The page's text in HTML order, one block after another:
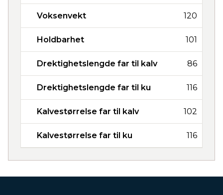
Voksenvekt 120
Holdbarhet 101
Drektighetslengde far til kalv 86
Drektighetslengde far til ku 116
Kalvestørrelse far til kalv 102
Kalvestørrelse far til ku 116